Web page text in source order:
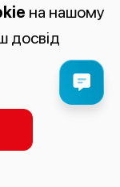
на нашому
досвід